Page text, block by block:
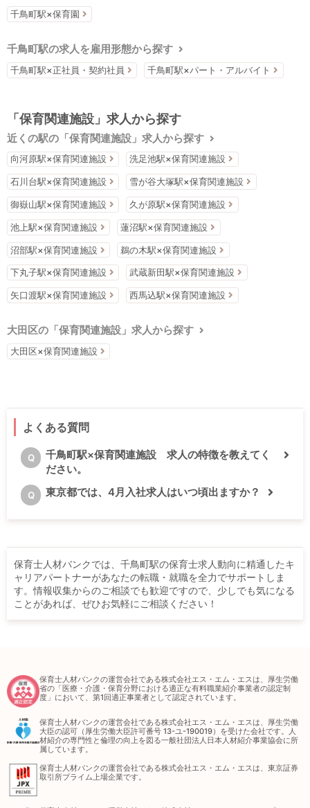
千鳥町駅×保育園
千鳥町駅の求人を雇用形態から探す
千鳥町駅×正社員・契約社員 千鳥町駅×パート・アルバイト
「保育関連施設」求人から探す
近くの駅の「保育関連施設」求人から探す
向河原駅×保育関連施設 洗足池駅×保育関連施設
石川台駅×保育関連施設 雪が谷大塚駅×保育関連施設
御嶽山駅×保育関連施設 久が原駅×保育関連施設
池上駅×保育関連施設 蓮沼駅×保育関連施設
沼部駅×保育関連施設 鵜の木駅×保育関連施設
下丸子駅×保育関連施設 武蔵新田駅×保育関連施設
矢口渡駅×保育関連施設 西馬込駅×保育関連施設
大田区の「保育関連施設」求人から探す
大田区×保育関連施設
よくある質問
Q
千鳥町駅×保育関連施設 求人の特徴を教えてく
ださい。
Q 東京都では、4月入社求人はいつ頃出ますか？
保育士人材バンクでは、千鳥町駅の保育士求人動向に精通したキ
ャリアパートナーがあなたの転職・就職を全力でサポートしま
す。情報収集からのご相談でも歓迎ですので、少しでも気になる
ことがあれば、ぜひお気軽にご相談ください！
保育士人材バンクの運営会社である株式会社エス・エム・エスは、厚生労働
省の「医療・介護・保育分野における適正な有料職業紹介事業者の認定制
度」において、第1回適正事業者として認定されています。
保育士人材バンクの運営会社である株式会社エス・エム・エスは、厚生労働
大臣の認可（厚生労働大臣許可番号 13-ユ-190019）を受けた会社です。人
材紹介の専門性と倫理の向上を図る一般社団法人日本人材紹介事業協会に所
属しています。
保育士人材バンクの運営会社である株式会社エス・エム・エスは、東京証券
取引所プライム上場企業です。